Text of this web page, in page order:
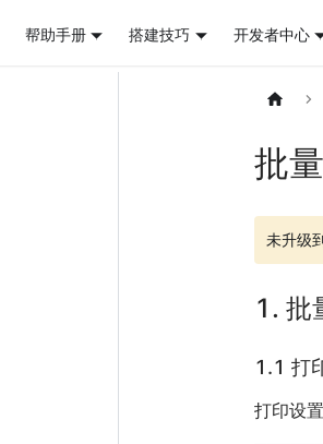
帮助手册 搭建技巧 开发者中心
批
未升级
1. 批
1.1 打
打印设